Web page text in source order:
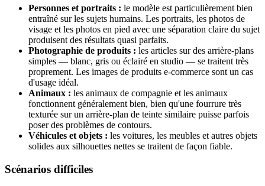
Personnes et portraits : le modèle est particulièrement bien
entraîné sur les sujets humains. Les portraits, les photos de
visage et les photos en pied avec une séparation claire du sujet
produisent des résultats quasi parfaits.
Photographie de produits : les articles sur des arrière-plans
simples — blanc, gris ou éclairé en studio — se traitent très
proprement. Les images de produits e-commerce sont un cas
d'usage idéal.
Animaux : les animaux de compagnie et les animaux
fonctionnent généralement bien, bien qu'une fourrure très
texturée sur un arrière-plan de teinte similaire puisse parfois
poser des problèmes de contours.
Véhicules et objets : les voitures, les meubles et autres objets
solides aux silhouettes nettes se traitent de façon fiable.
Scénarios difficiles